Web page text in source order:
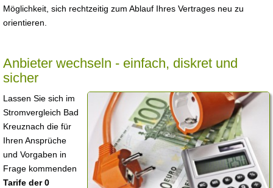
Möglichkeit, sich rechtzeitig zum Ablauf Ihres Vertrages neu zu
orientieren.
Anbieter wechseln - einfach, diskret und
sicher
Lassen Sie sich im
Stromvergleich Bad
Kreuznach die für
Ihren Ansprüche
und Vorgaben in
Frage kommenden
Tarife der 0